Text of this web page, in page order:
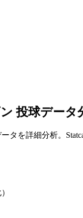
投球データ
タを詳細分析。